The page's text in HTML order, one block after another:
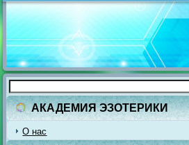
АКАДЕМИЯ ЭЗОТЕРИКИ
О нас